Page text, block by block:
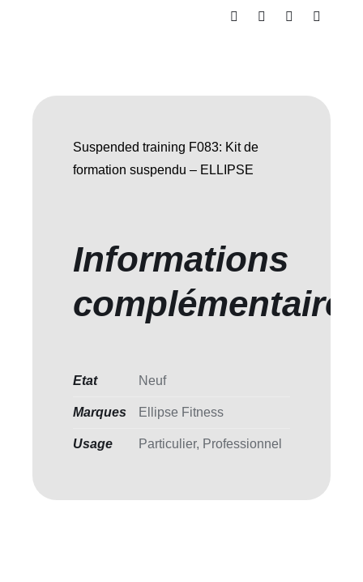
Suspended training F083: Kit de
formation suspendu – ELLIPSE
Informations
complémentaires
Etat Neuf
Marques Ellipse Fitness
Usage Particulier, Professionnel